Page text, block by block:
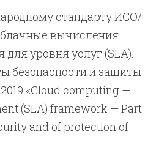
стандарту ИСО/
вычисления.
уровня услуг (SLA).
безопасности и защиты
«Cloud computing —
(SLA) framework — Part
and of protection of